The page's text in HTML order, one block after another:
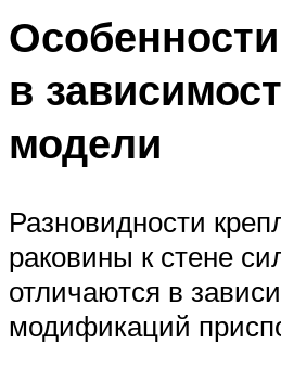
в
модели
Разновидности
раковины к стене
отличаются в
модификаций